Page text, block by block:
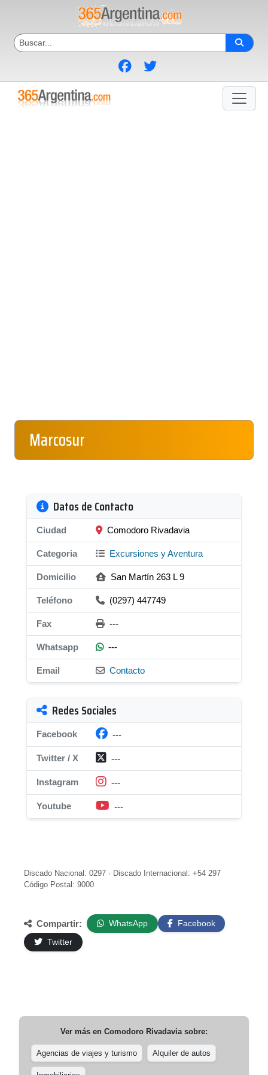
Marcosur
Datos de Contacto
Ciudad Comodoro Rivadavia
Categoria Excursiones y Aventura
Domicilio San Martín 263 L 9
Teléfono (0297) 447749
Fax ---
Whatsapp ---
Email Contacto
Redes Sociales
Facebook ---
Twitter / X ---
Instagram ---
Youtube ---
Discado Nacional: 0297 · Discado Internacional: +54 297
Código Postal: 9000
Compartir: WhatsApp
Facebook
Twitter
Ver más en Comodoro Rivadaviasobre:
Agencias de viajes y turismo Alquiler de autos